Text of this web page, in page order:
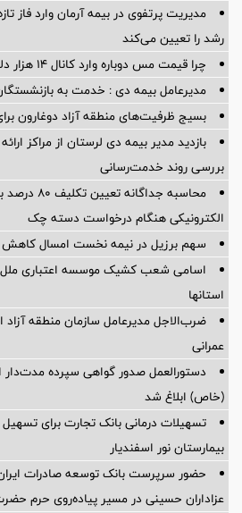
مدیریت پرتفوی در بیمه آرمان وارد فاز
رشد را تعیین می‌کند
چرا قیمت مس دوباره وارد کانال ۱۴ هزار دلار شد
مدیرعامل بیمه دی : خدمت به
بسیج ظرفیت‌های منطقه آزاد دوغارون
بازدید مدیر بیمه دی لرستان از مراکز
بررسی روند خدمت‌رسانی
محاسبه
الکترونیکی هنگام درخواست دسته چک
سهم برزیل در نیمه نخست امسال
استانها
ضرب‌الاجل مدیرعامل سازمان منطقه آزاد
عمرانی
دستورالعمل صدور گواهی سپرده مدت‌دار
(خاص) ابلاغ شد
تسهیلات درمانی بانک تجارت برای
بیمارستان نور اسفندیار
حضور سرپرست بانک توسعه صادرات
عزاداران حسینی در مسیر پیاده‌روی حرم